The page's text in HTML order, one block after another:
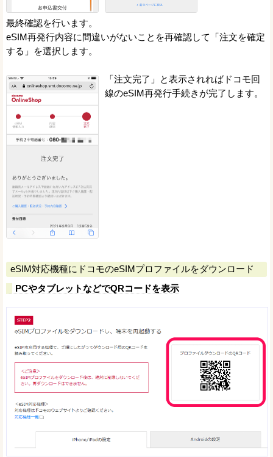
最終確認を行います。
eSIM再発行内容に間違いがないことを再確認して「注文を確定
する」を選択します。
「注文完了」と表示されればドコモ回
線のeSIM再発行手続きが完了します。
eSIM対応機種にドコモのeSIMプロファイルをダウンロード
PCやタブレットなどでQRコードを表示